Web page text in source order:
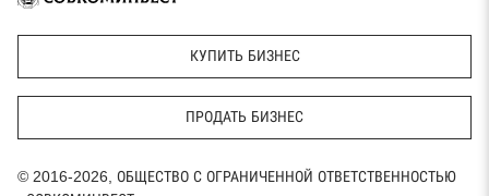
КУПИТЬ БИЗНЕС
ПРОДАТЬ БИЗНЕС
© 2016-2026, ОБЩЕСТВО С ОГРАНИЧЕННОЙ ОТВЕТСТВЕННОСТЬЮ